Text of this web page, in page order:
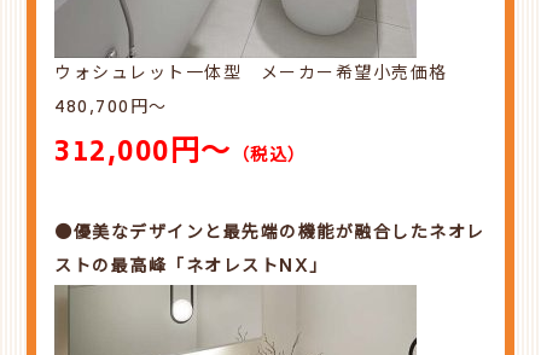
ウォシュレット一体型 メーカー希望小売価格
480,700円～
312,000円～ （税込）
●優美なデザインと最先端の機能が融合したネオレ
ストの最高峰「ネオレストNX」